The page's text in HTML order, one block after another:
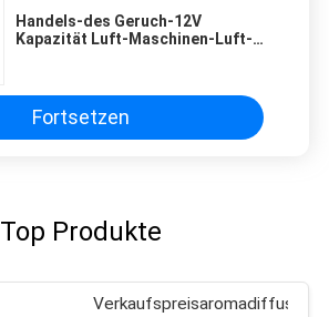
Handels-des Geruch-12V
Kapazität Luft-Maschinen-Luft-
Fortsetzen
Top Produkte